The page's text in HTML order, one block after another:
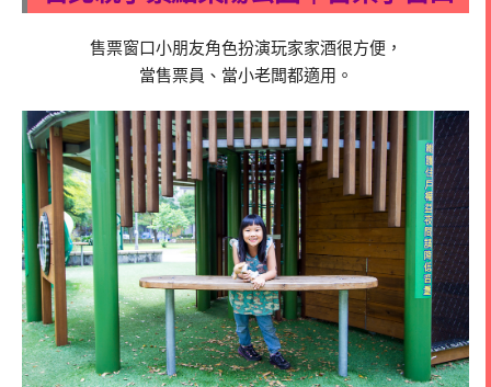
售票窗口小朋友角色扮演玩家家酒很方便，
當售票員、當小老闆都適用。